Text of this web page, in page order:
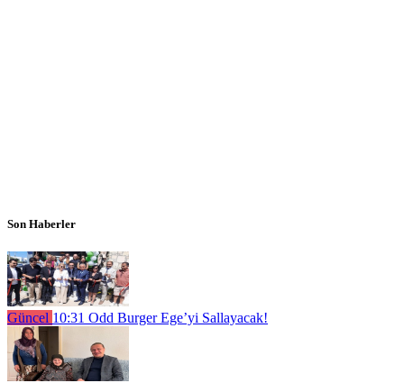
Son Haberler
Güncel 10:31 Odd Burger Ege’yi Sallayacak!